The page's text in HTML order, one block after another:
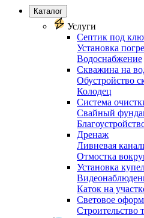
Каталог
Услуги
Септик под
Установка
Водоснабжение
Скважина на
Обустройство
Колодец
Система
Свайный
Дренаж
Ливневая
Отмостка
Установка
Каток на
Световое
Строительство